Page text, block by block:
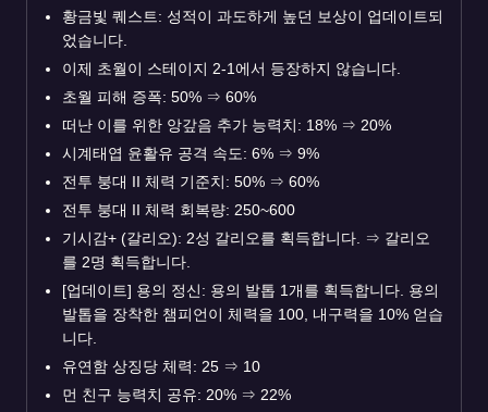
황금빛 퀘스트: 성적이 과도하게 높던 보상이 업데이트되
었습니다.
이제 초월이 스테이지 2-1에서 등장하지 않습니다.
초월 피해 증폭: 50% ⇒ 60%
떠난 이를 위한 앙갚음 추가 능력치: 18% ⇒ 20%
시계태엽 윤활유 공격 속도: 6% ⇒ 9%
전투 붕대 II 체력 기준치: 50% ⇒ 60%
전투 붕대 II 체력 회복량: 250~600
기시감+ (갈리오): 2성 갈리오를 획득합니다.
⇒ 갈리오
를 2명 획득합니다.
[업데이트] 용의 정신: 용의 발톱 1개를 획득합니다. 용의
발톱을 장착한 챔피언이 체력을 100, 내구력을 10% 얻습
니다.
유연함 상징당 체력: 25 ⇒ 10
먼 친구 능력치 공유: 20% ⇒ 22%